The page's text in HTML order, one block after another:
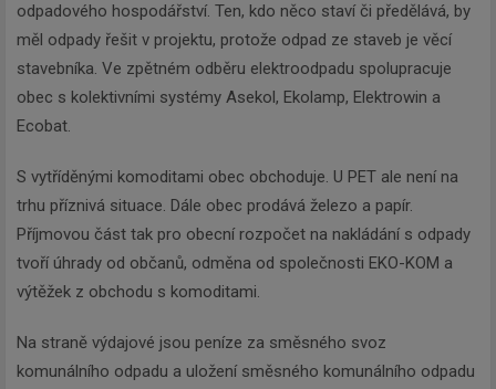
odpadového hospodářství. Ten, kdo něco staví či předělává, by
měl odpady řešit v projektu, protože odpad ze staveb je věcí
stavebníka. Ve zpětném odběru elektroodpadu spolupracuje
obec s kolektivními systémy Asekol, Ekolamp, Elektrowin a
Ecobat.
S vytříděnými komoditami obec obchoduje. U PET ale není na
trhu příznivá situace. Dále obec prodává železo a papír.
Příjmovou část tak pro obecní rozpočet na nakládání s odpady
tvoří úhrady od občanů, odměna od společnosti EKO-KOM a
výtěžek z obchodu s komoditami.
Na straně výdajové jsou peníze za směsného svoz
komunálního odpadu a uložení směsného komunálního odpadu